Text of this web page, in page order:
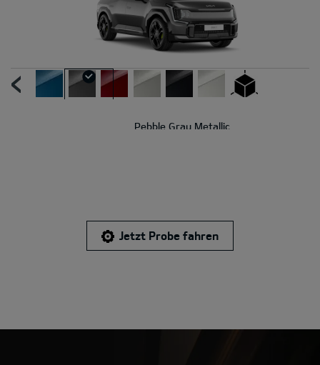
Pebble Gray Metallic
Jetzt Probe fahren